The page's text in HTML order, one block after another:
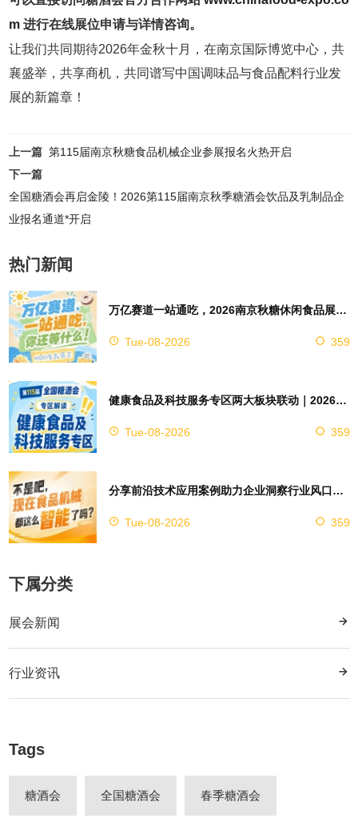
m进行在线展位申请与详情咨询。
让我们共同期待2026年金秋十月，在南京国际博览中心，共
襄盛举，共享商机，共同谱写中国调味品与食品配料行业发
展的新篇章！
上一篇 第115届南京秋糖食品机械企业参展报名火热开启
下一篇
全国糖酒会再启金陵！2026第115届南京秋季糖酒会饮品及乳制品企
业报名通道*开启
热门新闻
万亿赛道一站通吃，2026南京秋糖休闲食品展区4万㎡超大展馆等你来占位
Tue-08-2026 359
健康食品及科技服务专区两大板块联动｜2026南京秋糖实现双向赋能助力企业对接技术资源
Tue-08-2026 359
分享前沿技术应用案例助力企业洞察行业风口，2026南京秋糖9号馆赋能创新
Tue-08-2026 359
下属分类
展会新闻
行业资讯
Tags
糖酒会 全国糖酒会 春季糖酒会